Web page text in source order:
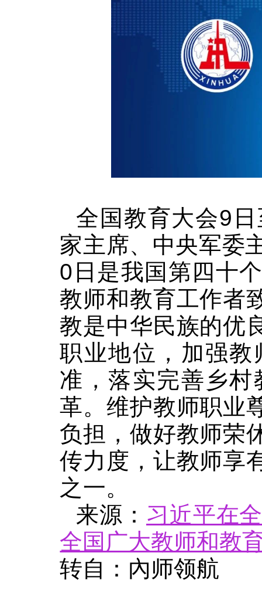
全国教育大会9
家主席、中央军委
0日是我国第四十
教师和教育工作者
教是中华民族的优
职业地位，加强
准，落实完善乡
革。维护教师职业
负担，做好教师荣
传力度，让教师享
之一。
来源： 习近平在
全国广大教师和教
转自：內师领航